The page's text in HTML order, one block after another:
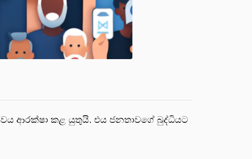
ආරක්ෂා කළ යුතුයි. එය ජනතාවගේ බුද්ධියට